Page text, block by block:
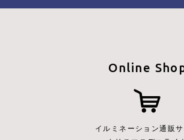
Online
イルミネーション通販サ